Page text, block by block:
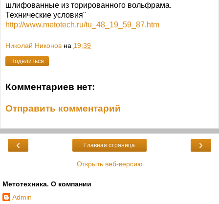
шлифованные из торированного вольфрама.
Технические условия"
http://www.metotech.ru/tu_48_19_59_87.htm
Николай Никонов на 19:39
Поделиться
Комментариев нет:
Отправить комментарий
‹ ›
Главная страница
Открыть веб-версию
Метотехника. О компании
Admin